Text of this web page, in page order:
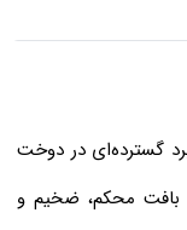
گسترده‌ای در دوخت
بافت محکم، ضخیم و